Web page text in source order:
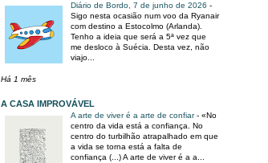
Diário de Bordo, 7 de junho de 2026 -
Sigo nesta ocasião num voo da Ryanair
com destino a Estocolmo (Arlanda).
Tenho a ideia que será a 5ª vez que
me desloco à Suécia. Desta vez, não
viajo...
Há 1 mês
A CASA IMPROVÁVEL
A arte de viver é a arte de confiar- «No
centro da vida está a confiança. No
centro do turbilhão atrapalhado em que
a vida se torna está a falta de
confiança (...) A arte de viver é a a...